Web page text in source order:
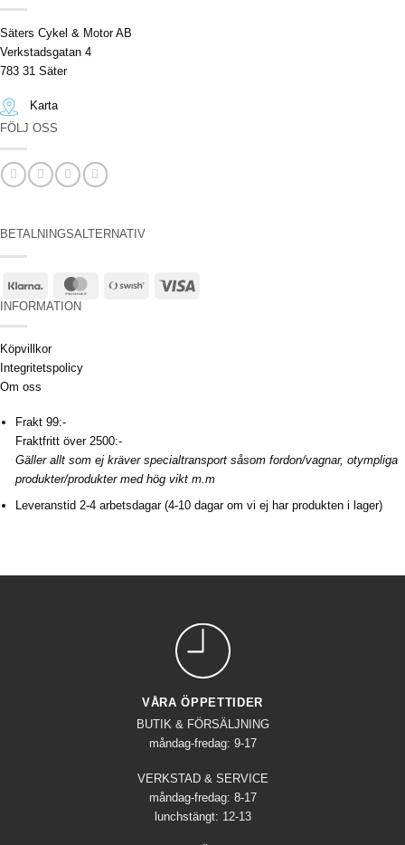
Säters Cykel & Motor AB
Verkstadsgatan 4
783 31 Säter
Karta
FÖLJ OSS
BETALNINGSALTERNATIV
Klarna MasterCardSwish
INFORMATION
Köpvillkor
Integritetspolicy
Om oss
Frakt 99:-
Fraktfritt över 2500:-
Gäller allt som ej kräver specialtransport såsom fordon/vagnar, otympliga
produkter/produkter med hög vikt m.m
Leveranstid 2-4 arbetsdagar (4-10 dagar om vi ej har produkten i lager)
VÅRA ÖPPETTIDER
BUTIK & FÖRSÄLJNING
måndag-fredag: 9-17
VERKSTAD & SERVICE
måndag-fredag: 8-17
lunchstängt: 12-13